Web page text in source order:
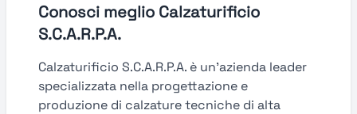
Conosci meglio Calzaturificio
S.C.A.R.P.A.
Calzaturificio S.C.A.R.P.A. è un’azienda leader
specializzata nella progettazione e
produzione di calzature tecniche di alta